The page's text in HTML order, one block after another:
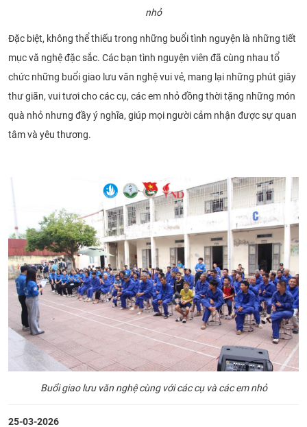
nhỏ
Đặc biệt, không thể thiếu trong những buổi tình nguyện là những tiết
mục vă nghệ đặc sắc. Các bạn tình nguyện viên đã cùng nhau tổ
chức những buổi giao lưu văn nghệ vui vẻ, mang lại những phút giây
thư giãn, vui tươi cho các cụ, các em nhỏ đồng thời tặng những món
quà nhỏ nhưng đầy ý nghĩa, giúp mọi người cảm nhận được sự quan
tâm và yêu thương.
Buổi giao lưu văn nghệ cùng với các cụ và các em nhỏ
25-03-2026